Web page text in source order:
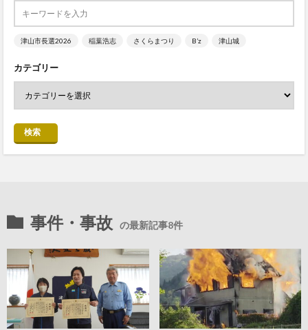
津山市長選2026 稲葉浩志 さくらまつり B’z 津山城
カテゴリー
検索
事件・事故 の最新記事8件